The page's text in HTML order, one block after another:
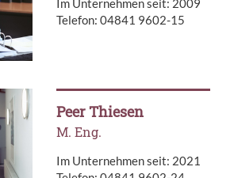
Im Unternehmen seit: 2009
Telefon: 04841 9602-15
Peer Thiesen
M. Eng.
Im Unternehmen seit: 2021